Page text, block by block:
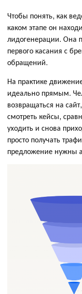
Чтобы понять, как
каком этапе он
лидогенерации. Она
первого касания с
обращений.
На практике
идеально прямым.
возвращаться на
смотреть кейсы,
уходить и снова
просто получать
предложение нужны